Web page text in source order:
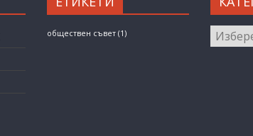
обществен съвет(1)